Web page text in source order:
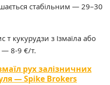
стабільним — 29–30
т кукурудзи з Ізмаїла або
— 8-9 €/т.
рух залізничних
— Spike Brokers